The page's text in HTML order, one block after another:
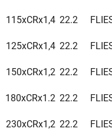
115xCRx1,4 22.2
125xCRx1,4 22.2
150xCRx1,2 22.2
180xCRx1.2 22.2
230xCRx1,2 22.2